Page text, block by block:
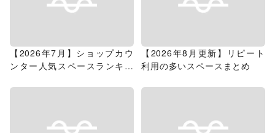
【2026年7月】ショップカウ
ンター人気スペースランキン
【2026年8月更新】リピート
利用の多いスペースまとめ